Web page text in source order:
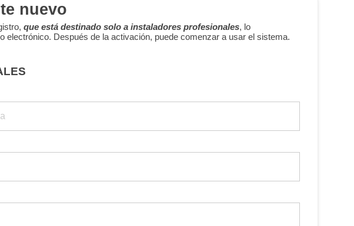
nuevo
que está destinado solo a instaladores profesionales, lo
electrónico. Después de la activación, puede comenzar a usar el sistema.